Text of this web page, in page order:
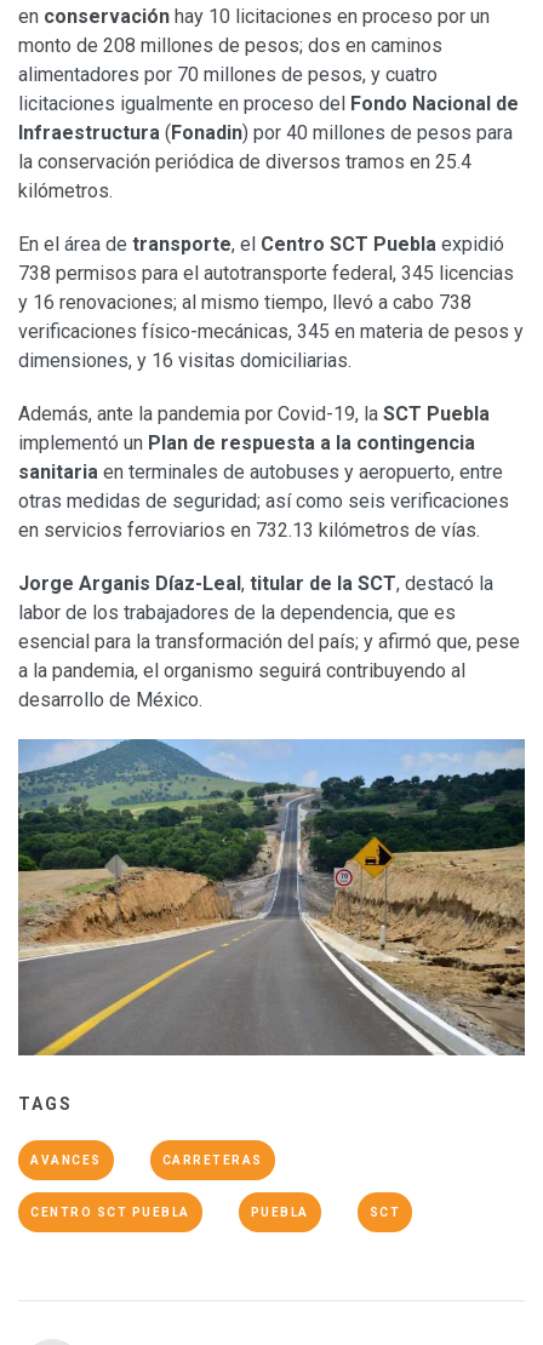
en conservación hay 10 licitaciones en proceso por un
monto de 208 millones de pesos; dos en caminos
alimentadores por 70 millones de pesos, y cuatro
licitaciones igualmente en proceso del Fondo Nacional de
Infraestructura (Fonadin) por 40 millones de pesos para
la conservación periódica de diversos tramos en 25.4
kilómetros.
En el área de transporte, el Centro SCT Puebla expidió
738 permisos para el autotransporte federal, 345 licencias
y 16 renovaciones; al mismo tiempo, llevó a cabo 738
verificaciones físico-mecánicas, 345 en materia de pesos y
dimensiones, y 16 visitas domiciliarias.
Además, ante la pandemia por Covid-19, la SCT Puebla
implementó un Plan de respuesta a la contingencia
sanitaria en terminales de autobuses y aeropuerto, entre
otras medidas de seguridad; así como seis verificaciones
en servicios ferroviarios en 732.13 kilómetros de vías.
Jorge Arganis Díaz-Leal, titular de la SCT, destacó la
labor de los trabajadores de la dependencia, que es
esencial para la transformación del país; y afirmó que, pese
a la pandemia, el organismo seguirá contribuyendo al
desarrollo de México.
TAGS
AVANCES CARRETERAS
CENTRO SCT PUEBLA PUEBLA SCT